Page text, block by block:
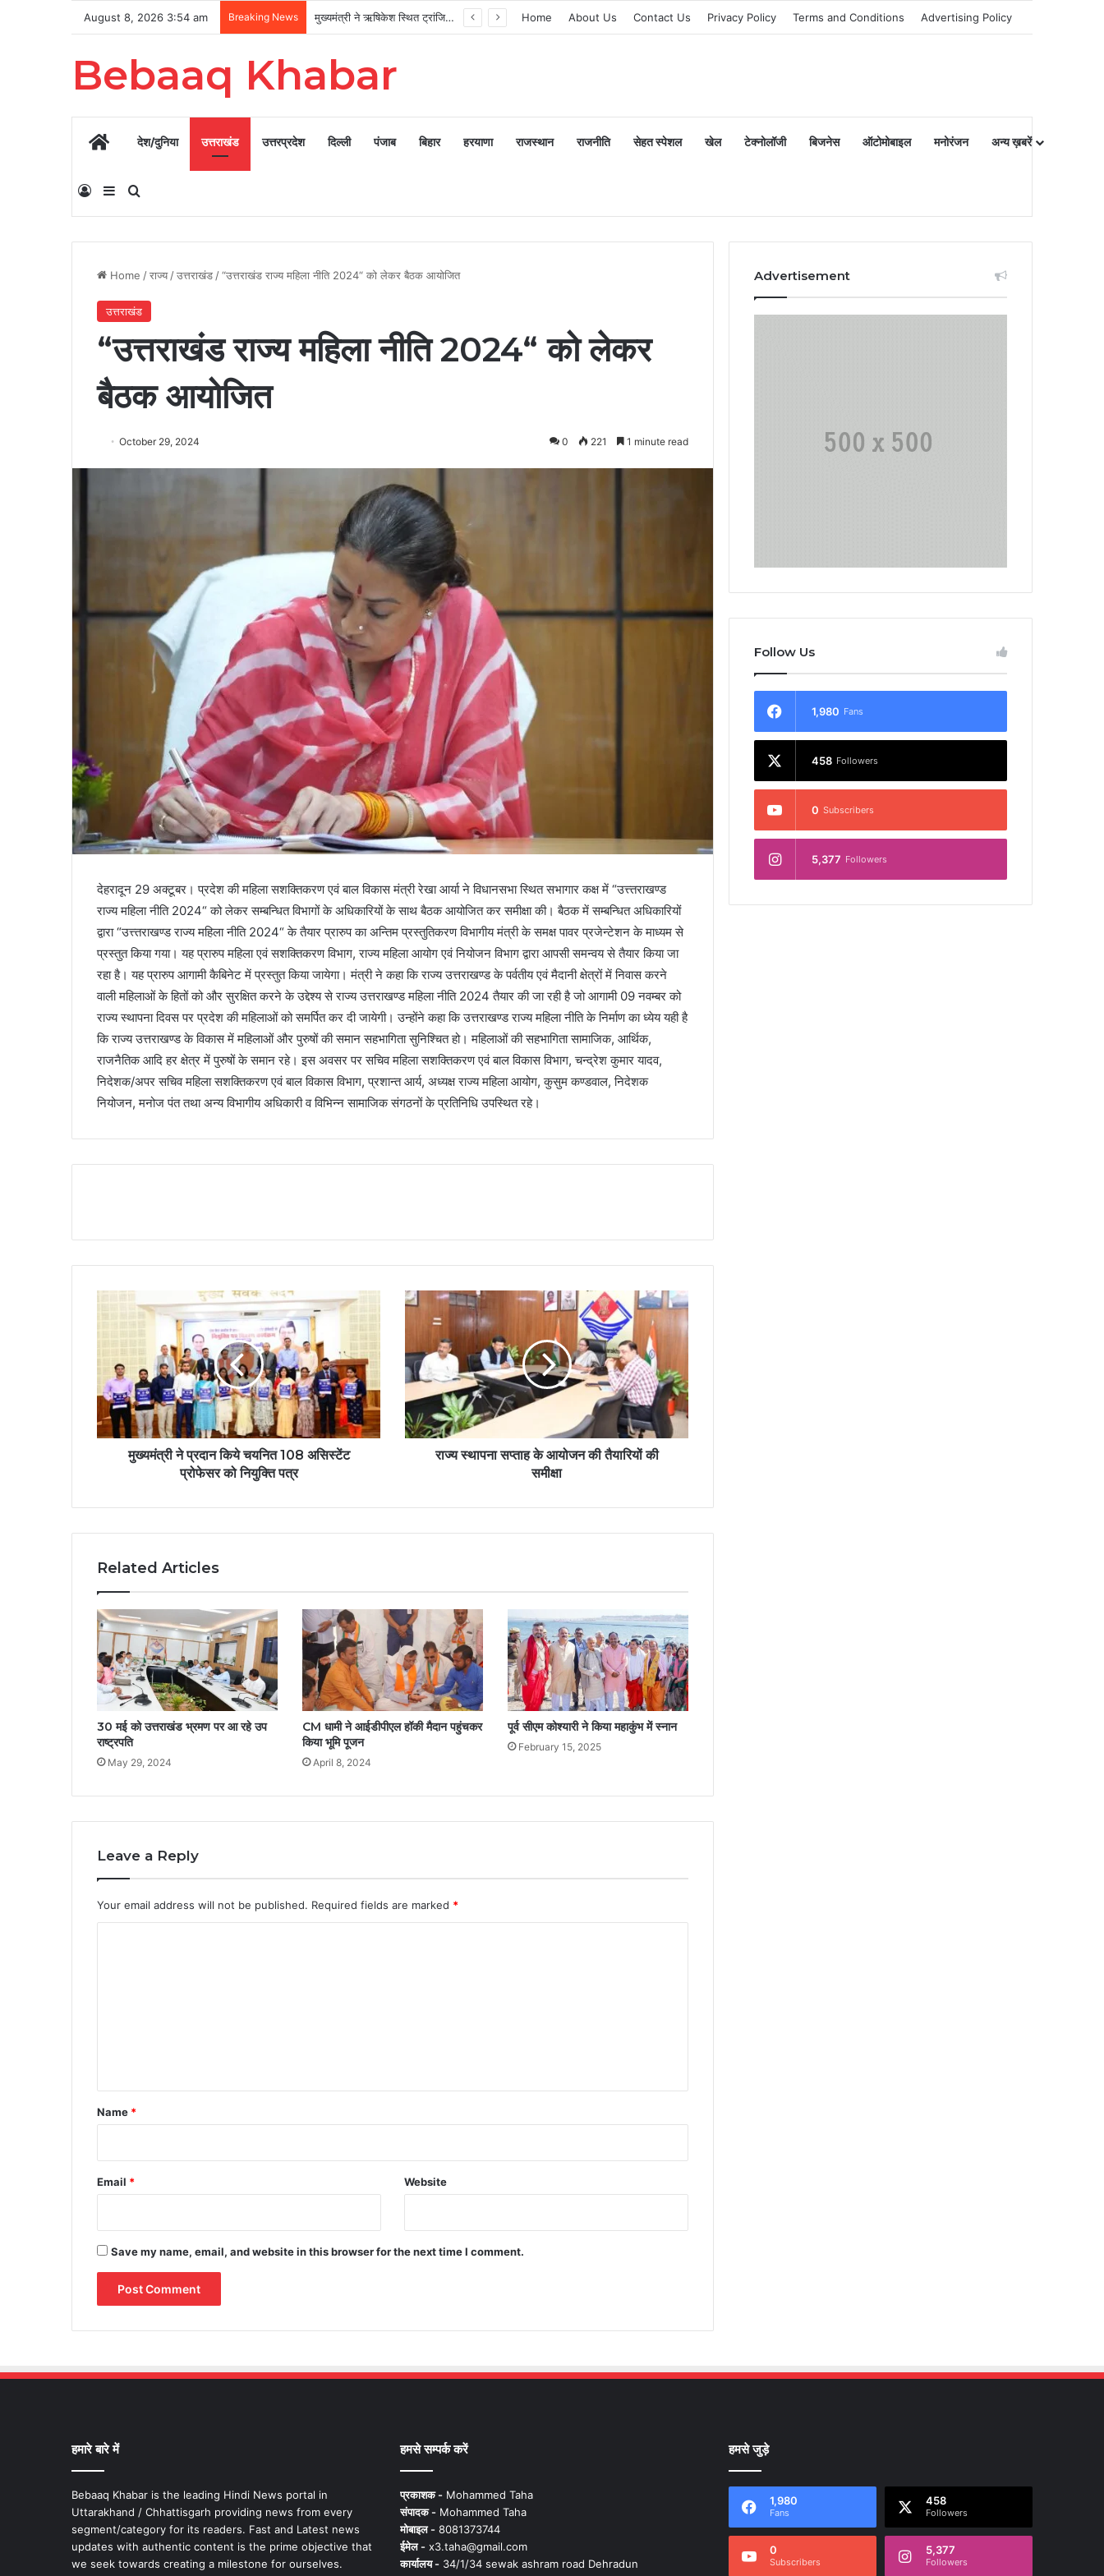
August 8, 2026 3:54 am Breaking News मुख्यमंत्री ने ऋषिकेश स्थित ट्रांजिट कैंप का किया औचक निरीक्षण Home About Us Contact Us Privacy Policy Terms and Conditions Advertising Policy
Bebaaq Khabar
Homeदेश/दुनिया उत्तराखंड उत्तरप्रदेश दिल्ली पंजाब बिहार हरयाणा राजस्थान राजनीति सेहत स्पेशल खेल टेक्नोलॉजी बिजनेस ऑटोमोबाइल मनोरंजन अन्य ख़बरें
Log InSidebarSearch for
Home /राज्य /उत्तराखंड /“उत्तराखंड राज्य महिला नीति 2024“ को लेकर बैठक आयोजित
उत्तराखंड
“उत्तराखंड राज्य महिला नीति 2024“ को लेकर
बैठक आयोजित
October 29, 2024 0 221 1 minute read
देहरादून 29 अक्टूबर। प्रदेश की महिला सशक्तिकरण एवं बाल विकास मंत्री रेखा आर्या ने विधानसभा स्थित सभागार कक्ष में “उत्त्तराखण्ड
राज्य महिला नीति 2024“ को लेकर सम्बन्धित विभागों के अधिकारियों के साथ बैठक आयोजित कर समीक्षा की। बैठक में सम्बन्धित अधिकारियों
द्वारा “उत्त्तराखण्ड राज्य महिला नीति 2024“ के तैयार प्रारुप का अन्तिम प्रस्तुतिकरण विभागीय मंत्री के समक्ष पावर प्रजेन्टेशन के माध्यम से
प्रस्तुत किया गया। यह प्रारुप महिला एवं सशक्तिकरण विभाग, राज्य महिला आयोग एवं नियोजन विभाग द्वारा आपसी समन्वय से तैयार किया जा
रहा है। यह प्रारुप आगामी कैबिनेट में प्रस्तुत किया जायेगा। मंत्री ने कहा कि राज्य उत्तराखण्ड के पर्वतीय एवं मैदानी क्षेत्रों में निवास करने
वाली महिलाओं के हितों को और सुरक्षित करने के उद्देश्य से राज्य उत्तराखण्ड महिला नीति 2024 तैयार की जा रही है जो आगामी 09 नवम्बर को
राज्य स्थापना दिवस पर प्रदेश की महिलाओं को समर्पित कर दी जायेगी। उन्होंने कहा कि उत्तराखण्ड राज्य महिला नीति के निर्माण का ध्येय यही है
कि राज्य उत्तराखण्ड के विकास में महिलाओं और पुरुषों की समान सहभागिता सुनिश्चित हो। महिलाओं की सहभागिता सामाजिक, आर्थिक,
राजनैतिक आदि हर क्षेत्र में पुरुषों के समान रहे। इस अवसर पर सचिव महिला सशक्तिकरण एवं बाल विकास विभाग, चन्द्रेश कुमार यादव,
निदेशक/अपर सचिव महिला सशक्तिकरण एवं बाल विकास विभाग, प्रशान्त आर्य, अध्यक्ष राज्य महिला आयोग, कुसुम कण्डवाल, निदेशक
नियोजन, मनोज पंत तथा अन्य विभागीय अधिकारी व विभिन्न सामाजिक संगठनों के प्रतिनिधि उपस्थित रहे।
मुख्यमंत्री ने प्रदान किये चयनित 108 असिस्टेंट
प्रोफेसर को नियुक्ति पत्र
राज्य स्थापना सप्ताह के आयोजन की तैयारियों की
समीक्षा
Related Articles
30 मई को उत्तराखंड भ्रमण पर आ रहे उप
राष्ट्रपति
May 29, 2024
CM धामी ने आईडीपीएल हॉकी मैदान पहुंचकर
किया भूमि पूजन
April 8, 2024
पूर्व सीएम कोश्यारी ने किया महाकुंभ में स्नान
February 15, 2025
Leave a Reply
Your email address will not be published. Required fields are marked *
*
Name *
Email * Website
Save my name, email, and website in this browser for the next time I comment.
Advertisement
Follow Us
1,980 Fans
458 Followers
0 Subscribers
5,377 Followers
हमारे बारे में
Bebaaq Khabar is the leading Hindi News portal in
Uttarakhand / Chhattisgarh providing news from every
segment/category for its readers. Fast and Latest news
updates with authentic content is the prime objective that
we seek towards creating a milestone for ourselves.
हमसे सम्पर्क करें
प्रकाशक -Mohammed Taha
संपादक -Mohammed Taha
मोबाइल -8081373744
ईमेल -x3.taha@gmail.com
कार्यालय -34/1/34 sewak ashram road Dehradun
हमसे जुड़े
1,980
Fans
458
Followers
0
Subscribers
5,377
Followers